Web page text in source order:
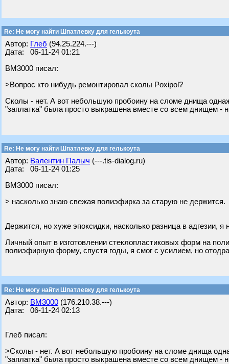
Re: Не могу найти Шпатлевку для гелькоута
Автор: Глеб (94.25.224.---)
Дата: 06-11-24 01:21
BM3000 писал:
>Вопрос кто нибудь ремонтировал сколы Poxipol?
Сколы - нет. А вот небольшую пробоину на сломе днища
"заплатка" была просто выкрашена вместе со всем днищем -
Re: Не могу найти Шпатлевку для гелькоута
Автор: Валентин Палыч (---.tis-dialog.ru)
Дата: 06-11-24 01:25
BM3000 писал:
> насколько знаю свежая полиэфирка за старую не держится.
Держится, но хуже эпоксидки, насколько разница в адгезии, я
Личный опыт в изготовлении стеклопластиковых форм на
полиэфирную форму, спустя годы, я смог с усилием, но
Re: Не могу найти Шпатлевку для гелькоута
Автор: BM3000 (176.210.38.---)
Дата: 06-11-24 02:13
Глеб писал:
>Сколы - нет. А вот небольшую пробоину на сломе днища
"заплатка" была просто выкрашена вместе со всем днищем -